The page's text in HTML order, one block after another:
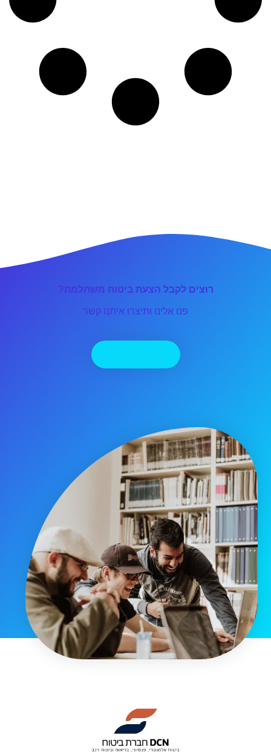
רוצים לקבל הצעת ביטוח משתלמת?
פנו אלינו ותיצרו איתנו קשר